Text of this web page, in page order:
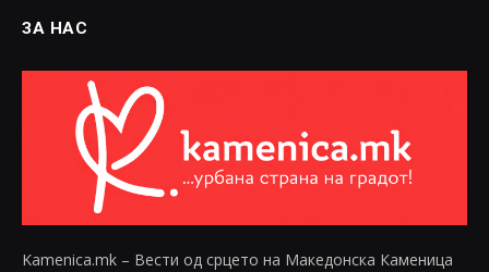
ЗА НАС
Kamenica.mk – Вести од срцето на Македонска Каменица